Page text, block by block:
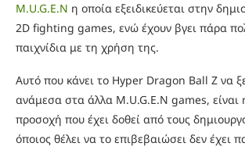
M.U.G.E.N η οποία εξειδικεύεται στην
2D fighting games, ενώ έχουν βγει πάρα
παιχνίδια με τη χρήση της.
Αυτό που κάνει το Hyper Dragon Ball Z να
ανάμεσα στα άλλα M.U.G.E.N games, είναι
προσοχή που έχει δοθεί από τους
όποιος θέλει να το επιβεβαιώσει δεν έχει